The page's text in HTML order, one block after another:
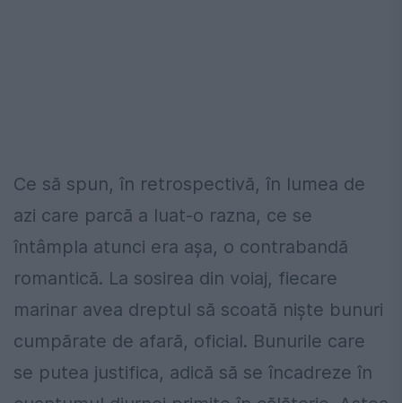
Ce să spun, în retrospectivă, în lumea de
azi care parcă a luat-o razna, ce se
întâmpla atunci era așa, o contrabandă
romantică. La sosirea din voiaj, fiecare
marinar avea dreptul să scoată niște bunuri
cumpărate de afară, oficial. Bunurile care
se putea justifica, adică să se încadreze în